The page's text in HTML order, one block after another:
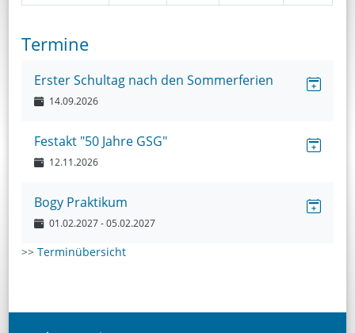
Termine
Erster Schultag nach den Sommerferien
14.09.2026
Festakt "50 Jahre GSG"
12.11.2026
Bogy Praktikum
01.02.2027- 05.02.2027
>>Terminübersicht